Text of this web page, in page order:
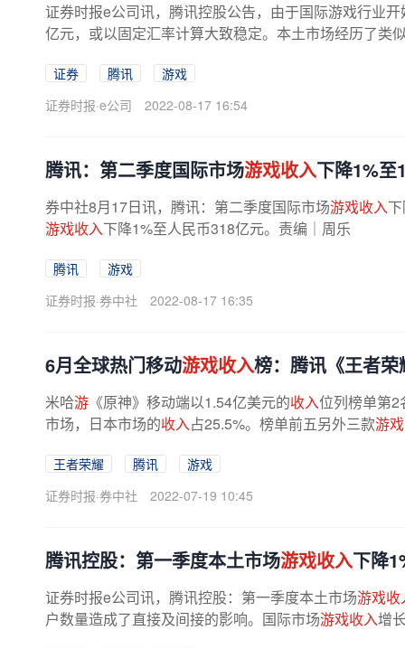
证券时报e公司讯，腾讯控股公告，由于国际游戏行业
亿元，或以固定汇率计算大致稳定。本土市场经历了类
证券 腾讯
游戏
证券时报·e公司
2022-08-17 16:54
腾讯：第二季度国际市场游戏收入下降1%至
券中社8月17日讯，腾讯：第二季度国际市场游戏收入
游戏收入下降1%至人民币318亿元。责编｜周乐
腾讯
游戏
证券时报·券中社
2022-08-17 16:35
6月全球热门移动游戏收入榜：腾讯《王者
米哈游 《原神》移动端以1.54亿美元的收入位列榜单第2
市场，日本市场的收入占25.5%。榜单前五另外三款游戏
王者荣耀 腾讯
游戏
证券时报·券中社
2022-07-19 10:45
腾讯控股：第一季度本土市场游戏收入下降
证券时报e公司讯，腾讯控股：第一季度本土市场游戏收
户数量造成了直接及间接的影响。国际市场游戏收入增